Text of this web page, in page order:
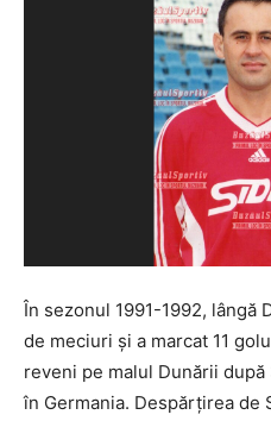
În sezonul 1991-1992, lângă
de meciuri și a marcat 11
reveni pe malul Dunării
în Germania. Despărțirea de